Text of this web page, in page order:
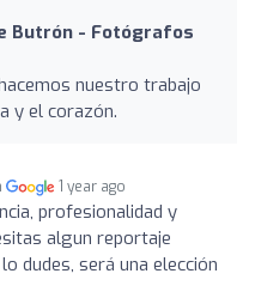
Butrón - Fotógrafos
nuestro trabajo
y el corazón.
1 year ago
profesionalidad y
algun reportaje
dudes, será una elección